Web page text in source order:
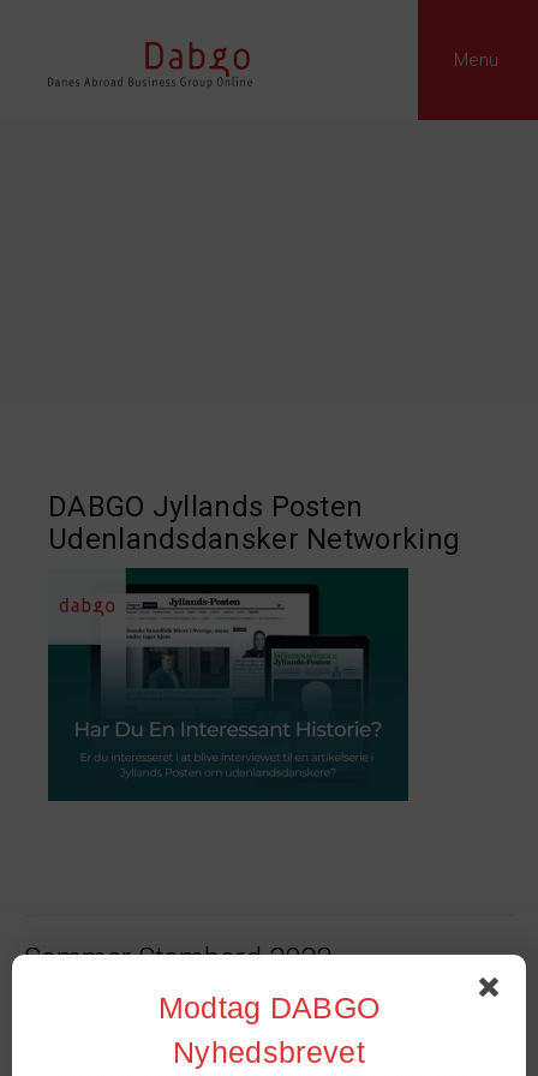
Menu
DABGO Jyllands Posten
Udenlandsdansker Networking
Sommer Stambord 2022
Online stambord – nu og fremover
Modtag DABGO
Nyhedsbrevet